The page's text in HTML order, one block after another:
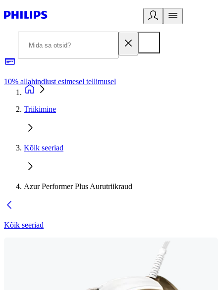
10% allahindlust esimesel tellimusel
Triikimine
Kõik seeriad
Azur Performer Plus Aurutriikraud
Kõik seeriad